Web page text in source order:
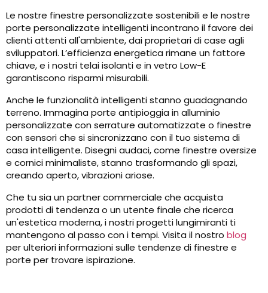
Le nostre finestre personalizzate sostenibili e le nostre
porte personalizzate intelligenti incontrano il favore dei
clienti attenti all'ambiente, dai proprietari di case agli
sviluppatori. L’efficienza energetica rimane un fattore
chiave, e i nostri telai isolanti e in vetro Low-E
garantiscono risparmi misurabili.
Anche le funzionalità intelligenti stanno guadagnando
terreno. Immagina porte antipioggia in alluminio
personalizzate con serrature automatizzate o finestre
con sensori che si sincronizzano con il tuo sistema di
casa intelligente. Disegni audaci, come finestre oversize
e cornici minimaliste, stanno trasformando gli spazi,
creando aperto, vibrazioni ariose.
Che tu sia un partner commerciale che acquista
prodotti di tendenza o un utente finale che ricerca
un'estetica moderna, i nostri progetti lungimiranti ti
mantengono al passo con i tempi. Visita il nostro blog
per ulteriori informazioni sulle tendenze di finestre e
porte per trovare ispirazione.